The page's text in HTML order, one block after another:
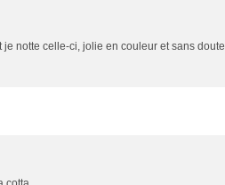
notte celle-ci, jolie en couleur et sans doute